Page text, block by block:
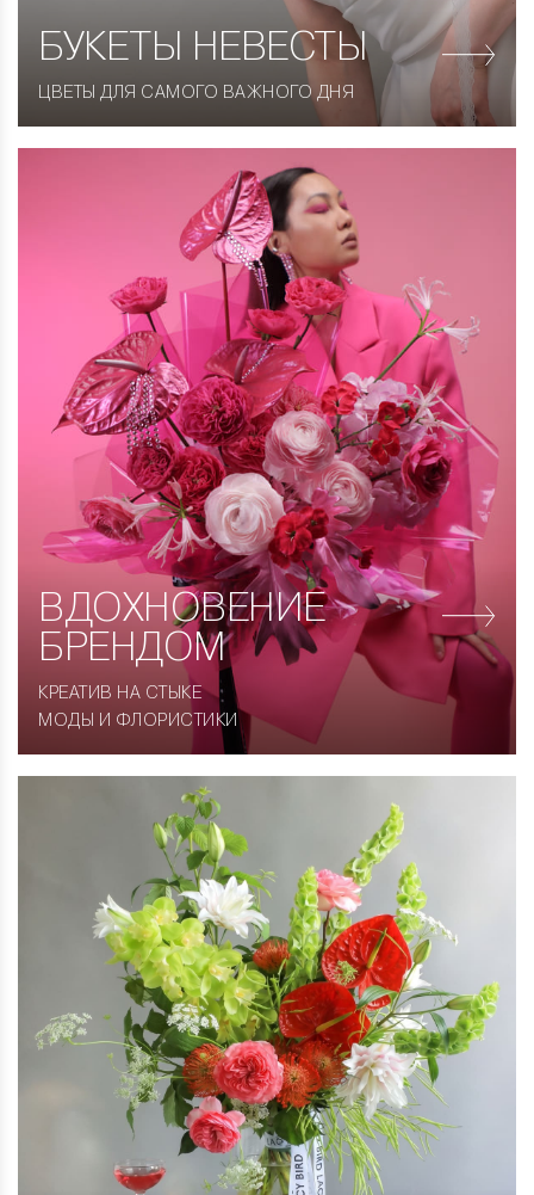
БУКЕТЫ НЕВЕСТЫ
ЦВЕТЫ ДЛЯ САМОГО ВАЖНОГО ДНЯ
ВДОХНОВЕНИЕ
БРЕНДОМ
КРЕАТИВ НА СТЫКЕ
МОДЫ И ФЛОРИСТИКИ